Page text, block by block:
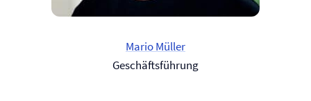
Mario Müller
Geschäftsführung